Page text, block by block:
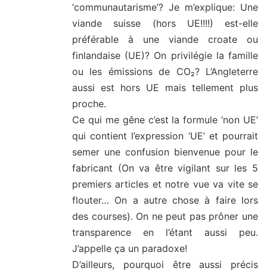
‘communautarisme’? Je m’explique: Une
viande suisse (hors UE!!!!) est-elle
préférable à une viande croate ou
finlandaise (UE)? On privilégie la famille
ou les émissions de CO₂? L’Angleterre
aussi est hors UE mais tellement plus
proche.
Ce qui me gêne c’est la formule ‘non UE’
qui contient l’expression ‘UE’ et pourrait
semer une confusion bienvenue pour le
fabricant (On va être vigilant sur les 5
premiers articles et notre vue va vite se
flouter… On a autre chose à faire lors
des courses). On ne peut pas prôner une
transparence en l’étant aussi peu.
J’appelle ça un paradoxe!
D’ailleurs, pourquoi être aussi précis